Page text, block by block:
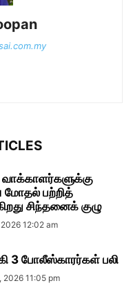
மோதல் பற்றித்
சிந்தனைக் குழு
12:02 am
3 போலீஸ்காரர்கள் பலி
2026 11:05 pm